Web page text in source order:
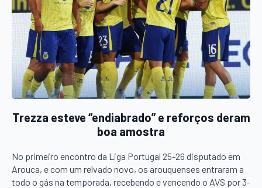
Trezza esteve “endiabrado” e reforços deram
boa amostra
No primeiro encontro da Liga Portugal 25-26 disputado em
Arouca, e com um relvado novo, os arouquenses entraram a
todo o gás na temporada, recebendo e vencendo o AVS por 3-